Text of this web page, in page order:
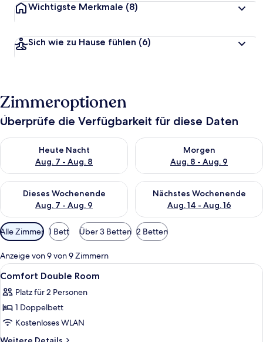
Wichtigste Merkmale (8)
Sich wie zu Hause fühlen (6)
Zimmeroptionen
Überprüfe die Verfügbarkeit für diese Daten
Heute Nacht
Aug. 7 - Aug. 8
Überprüfe die Verfügbarkeit für heute Nacht, Aug. 7 - Aug. 8.
Morgen
Aug. 8 - Aug. 9
Überprüfe die Verfügbarkeit
Dieses Wochenende
Aug. 7 - Aug. 9
Überprüfe die Verfügbarkeit für dieses Wochenende, Aug. 7
Nächstes Wochenende
Aug. 14 - Aug. 16
Überprüfe die Verfügbarkeit
Verfügbare
Filter
für
Zimmer
Alle Zimmer 1 Bett Über 3 Betten 2 Betten
Anzeige von 9 von 9 Zimmern
Alle
Fotos
für
Comfort
Double
Room
Ein Hotelzimmer mit einem Bett,
5
Comfort Double Room
Platz für 2 Personen
1 Doppelbett
Kostenloses WLAN
Weitere